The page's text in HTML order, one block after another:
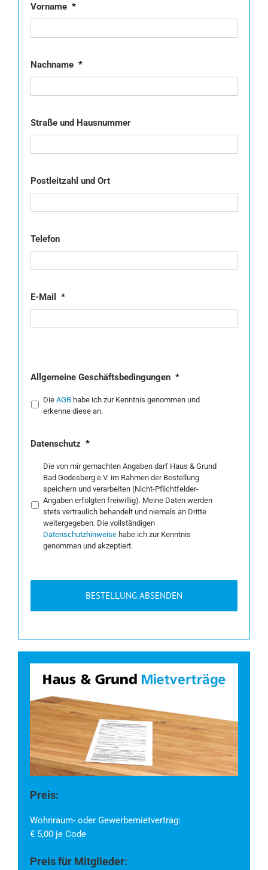
Vorname *
Nachname *
Straße und Hausnummer
Postleitzahl und Ort
Telefon
E-Mail *
Allgemeine Geschäftsbedingungen *
Die AGB habe ich zur Kenntnis genommen und
erkenne diese an.
Datenschutz *
Die von mir gemachten Angaben darf Haus & Grund
Bad Godesberg e.V. im Rahmen der Bestellung
speichern und verarbeiten (Nicht-Pflichtfelder-
Angaben erfolgten freiwillig). Meine Daten werden
stets vertraulich behandelt und niemals an Dritte
weitergegeben. Die vollständigen
Datenschutzhinweise habe ich zur Kenntnis
genommen und akzeptiert.
Preis:
Wohnraum- oder Gewerbemietvertrag:
€ 5,00 je Code
Preis für Mitglieder: